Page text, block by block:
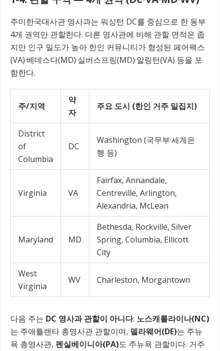
주미한국대사관 영사과는 워싱턴 DC를 중심으로 한 동부
4개 권역만 관할한다. 다른 영사관에 비해 관할 면적은 좁
지만 인구 밀도가 높아 한인 커뮤니티가 형성된 페어팩스
(VA)·베데스다(MD)·실버스프링(MD)·알링턴(VA) 등을 포
함한다.
주/지역
약
자
주요 도시 (한인 거주 밀집지)
District
of
Columbia
DC
Washington (국무부·세계은
행 등)
Virginia VA
Fairfax, Annandale,
Centreville, Arlington,
Alexandria, McLean
Maryland MD
Bethesda, Rockville, Silver
Spring, Columbia, Ellicott
City
West
Virginia
WV Charleston, Morgantown
다음 주는 DC 영사과 관할이 아니다: 노스캐롤라이나(NC)
는 주애틀랜타 총영사관 관할이며, 델라웨어(DE)는 주뉴
욕 총영사관, 펜실베이니아(PA)도 주뉴욕 관할이다. 거주